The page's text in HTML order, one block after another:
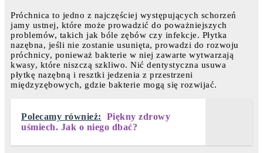
Próchnica to jedno z najczęściej występujących schorzeń
jamy ustnej, które może prowadzić do poważniejszych
problemów, takich jak bóle zębów czy infekcje. Płytka
nazębna, jeśli nie zostanie usunięta, prowadzi do rozwoju
próchnicy, ponieważ bakterie w niej zawarte wytwarzają
kwasy, które niszczą szkliwo. Nić dentystyczna usuwa
płytkę nazębną i resztki jedzenia z przestrzeni
międzyzębowych, gdzie bakterie mogą się rozwijać.
Polecamy również:
Piękny zdrowy
uśmiech. Jak o niego dbać?